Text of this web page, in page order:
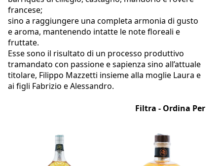
francese;
sino a raggiungere una completa armonia di gusto
e aroma, mantenendo intatte le note floreali e
fruttate.
Esse sono il risultato di un processo produttivo
tramandato con passione e sapienza sino all’attuale
titolare, Filippo Mazzetti insieme alla moglie Laura e
ai figli Fabrizio e Alessandro.
Filtra - Ordina Per